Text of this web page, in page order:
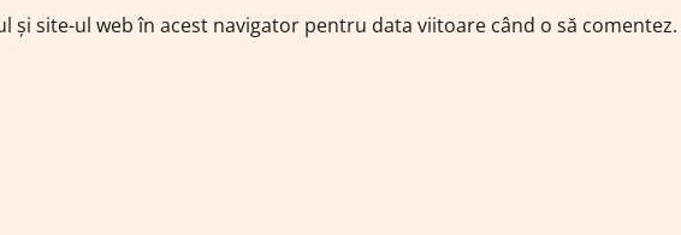
și site-ul web în acest navigator pentru data viitoare când o să comentez.